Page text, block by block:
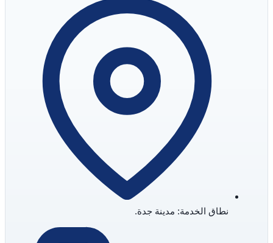
نطاق الخدمة: مدينة جدة.